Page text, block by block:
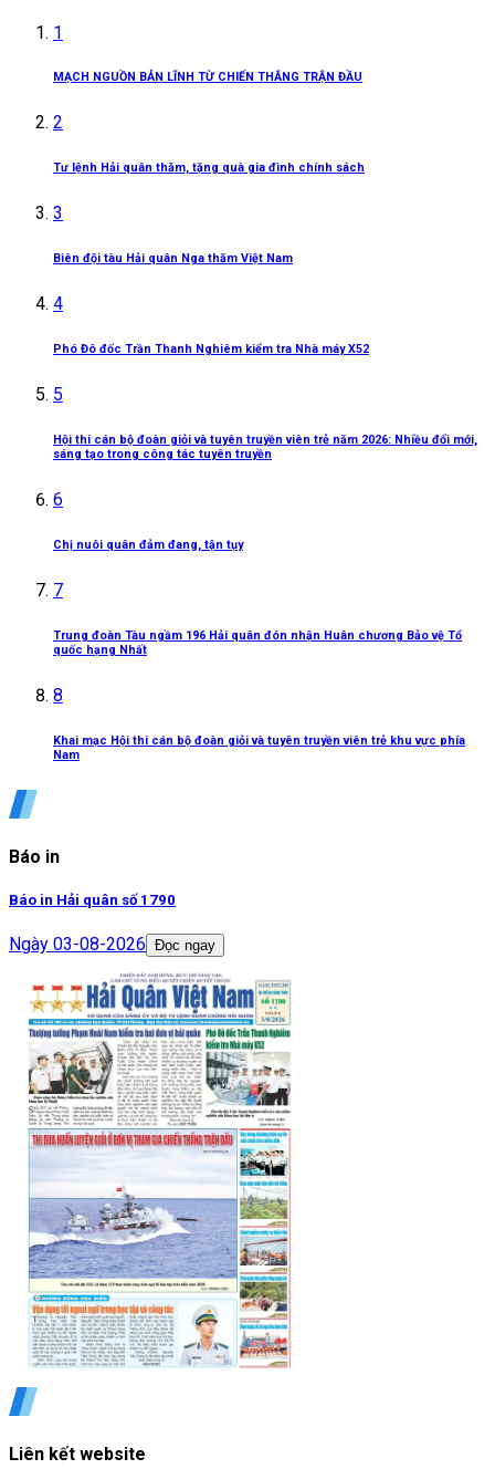
1
MẠCH NGUỒN BẢN LĨNH TỪ CHIẾN THẮNG TRẬN ĐẦU
2
Tư lệnh Hải quân thăm, tặng quà gia đình chính sách
3
Biên đội tàu Hải quân Nga thăm Việt Nam
4
Phó Đô đốc Trần Thanh Nghiêm kiểm tra Nhà máy X52
5
Hội thi cán bộ đoàn giỏi và tuyên truyền viên trẻ năm 2026: Nhiều đổi mới,
sáng tạo trong công tác tuyên truyền
6
Chị nuôi quân đảm đang, tận tụy
7
Trung đoàn Tàu ngầm 196 Hải quân đón nhận Huân chương Bảo vệ Tổ
quốc hạng Nhất
8
Khai mạc Hội thi cán bộ đoàn giỏi và tuyên truyền viên trẻ khu vực phía
Nam
Báo in
Báo in Hải quân số 1790
Ngày 03-08-2026 Đọc ngay
Liên kết website